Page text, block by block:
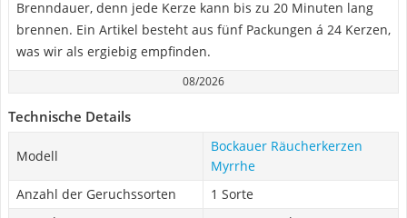
Brenndauer, denn jede Kerze kann bis zu 20 Minuten lang
brennen. Ein Artikel besteht aus fünf Packungen á 24 Kerzen,
was wir als ergiebig empfinden.
08/2026
Technische Details
Modell
Bockauer Räucherkerzen
Myrrhe
Anzahl der Geruchssorten
1 Sorte